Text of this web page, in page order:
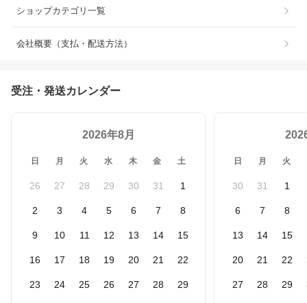
ショップカテゴリ一覧
会社概要（支払・配送方法）
受注・発送カレンダー
2026年8月
日 月 火 水 木 金 土
26 27 28 29 30 31 1
2 3 4 5 6 7 8
9 10 11 12 13 14 15
16 17 18 19 20 21 22
23 24 25 26 27 28 29
日 月 火
30 31 1
6 7 8
13 14 15
20 21 22
27 28 29